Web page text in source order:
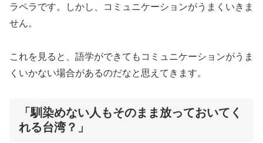
ラペラです。しかし、コミュニケーションがうまくいきま
せん。
これを見ると、語学ができてもコミュニケーションがうま
くいかない場合があるのだなと思えてきます。
「馴染めない人もそのまま放っておいてく
れる台湾？」